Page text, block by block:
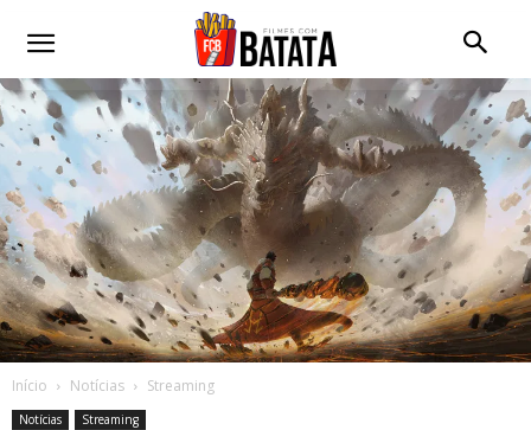
Início Notícias Streaming
Notícias Streaming